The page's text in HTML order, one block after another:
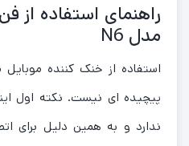
راهنمای استفاده از
مدل N6
پیچیده ای نیست. نکته اول
ندارد و به همین دلیل برای